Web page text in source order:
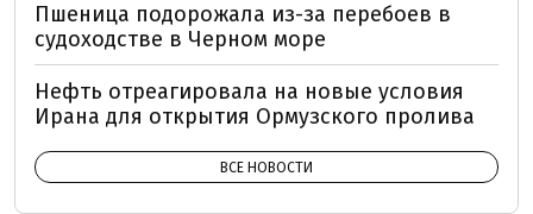
Пшеница подорожала из-за перебоев в
судоходстве в Черном море
Нефть отреагировала на новые условия
Ирана для открытия Ормузского пролива
ВСЕ НОВОСТИ